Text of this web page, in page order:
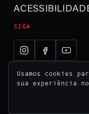
SIGA
Usamos cookies
sua experiência